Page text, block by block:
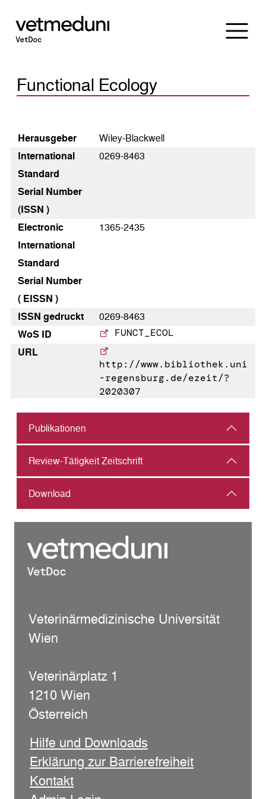
Functional Ecology
Heraus­geber
Wiley-Blackwell
International
Standard
Serial Number
(ISSN )
0269-8463
Electronic
International
Standard
Serial Number
( EISSN )
1365-2435
ISSN gedruckt
0269-8463
WoS ID
FUNCT_ECOL
URL
http://www.bibliothek.uni
-regensburg.de/ezeit/?
2020307
Publikationen
Review-Tätigkeit Zeitschrift
Download
Veterinärmedizinische Universität
Wien
Veterinärplatz 1
1210 Wien
Österreich
Hilfe und Downloads
Erklärung zur Barrierefreiheit
Kontakt